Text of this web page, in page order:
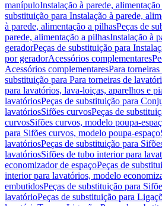
manípuloInstalação à parede,
substituição para Instalação à parede,
à parede, alimentação a pilhasPeças de
parede, alimentação a pilhasInstalação à
geradorPeças de substituição para
por geradorAcessórios complementares
Acessórios complementaresPara
substituição para Para torneiras de
para lavatórios, lava-loiças, aparelhos e
lavatóriosPeças de substituição para
lavatóriosSifões curvosPeças de
curvosSifões curvos, modelo poupa-
para Sifões curvos, modelo poupa-espaço
lavatóriosPeças de substituição para
lavatóriosSifões de tubo interior para
economizador de espaçoPeças de
interior para lavatórios, modelo
embutidosPeças de substituição para
lavatórioPeças de substituição para